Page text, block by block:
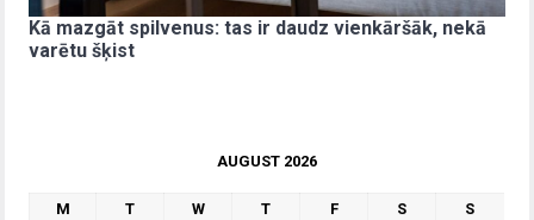
Kā mazgāt spilvenus: tas ir daudz vienkāršāk, nekā
varētu šķist
AUGUST 2026
M T W T F S
S